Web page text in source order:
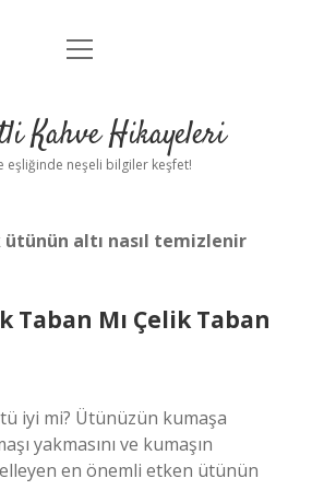
Anasayfa
Yasal Uyarı
menüyü
Kahve Hikayeleri
eşliğinde neşeli bilgiler keşfet!
ütünün altı nasıl temizlenir
Taban Mı Çelik Taban
iyi mi? Ütünüzün kumaşa
yakmasını ve kumaşın
en önemli etken ütünün